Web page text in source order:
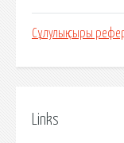
Сұлулық сыры
Links